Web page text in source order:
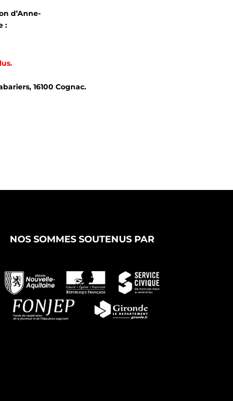
d’Anne-
:
16100 Cognac.
NOS SOMMES SOUTENUS PAR